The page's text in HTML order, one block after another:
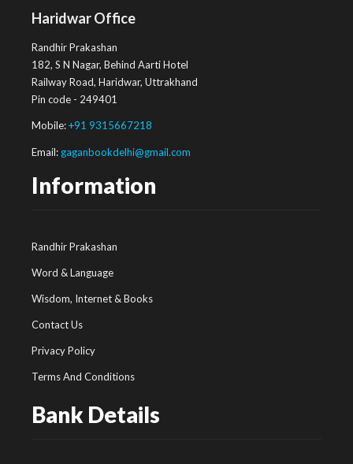
Haridwar Office
Randhir Prakashan
182, S N Nagar, Behind Aarti Hotel
Railway Road, Haridwar, Uttrakhand
Pin code - 249401
Mobile:+91 9315667218
Email: gaganbookdelhi@gmail.com
Information
Randhir Prakashan
Word & Language
Wisdom, Internet & Books
Contact Us
Privacy Policy
Terms And Conditions
Bank Details